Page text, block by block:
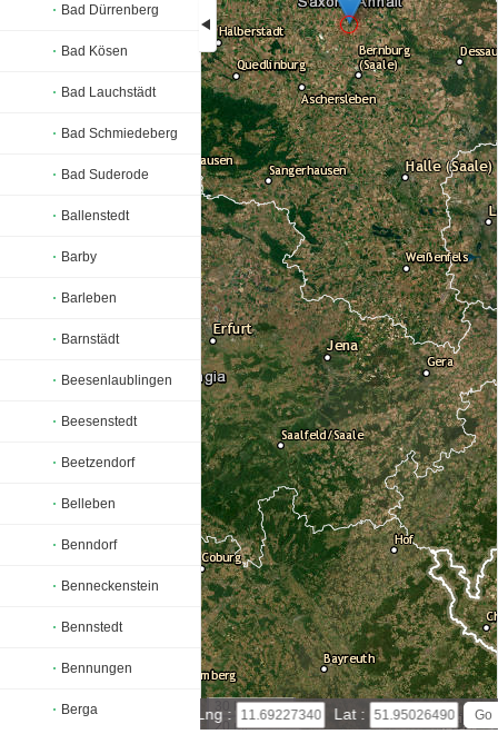
Bad Dürrenberg
Bad Kösen
Bad Lauchstädt
Bad Schmiedeberg
Bad Suderode
Ballenstedt
Barby
Barleben
Barnstädt
Beesenlaublingen
Beesenstedt
Beetzendorf
Belleben
Benndorf
Benneckenstein
Bennstedt
Bennungen
Berga
Loading...
30 km
20 mi
Lng : Lat :